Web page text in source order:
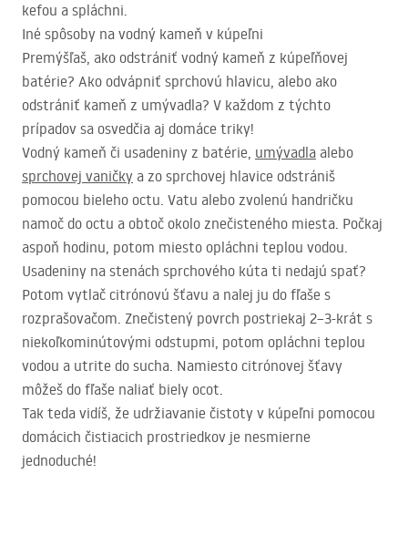
kefou a spláchni.
Iné spôsoby na vodný kameň v kúpeľni
Premýšľaš, ako odstrániť vodný kameň z kúpeľňovej
batérie? Ako odvápniť sprchovú hlavicu, alebo ako
odstrániť kameň z umývadla? V každom z týchto
prípadov sa osvedčia aj domáce triky!
Vodný kameň či usadeniny z batérie, umývadla alebo
sprchovej vaničky a zo sprchovej hlavice odstrániš
pomocou bieleho octu. Vatu alebo zvolenú handričku
namoč do octu a obtoč okolo znečisteného miesta. Počkaj
aspoň hodinu, potom miesto opláchni teplou vodou.
Usadeniny na stenách sprchového kúta ti nedajú spať?
Potom vytlač citrónovú šťavu a nalej ju do fľaše s
rozprašovačom. Znečistený povrch postriekaj 2–3-krát s
niekoľkominútovými odstupmi, potom opláchni teplou
vodou a utrite do sucha. Namiesto citrónovej šťavy
môžeš do fľaše naliať biely ocot.
Tak teda vidíš, že udržiavanie čistoty v kúpeľni pomocou
domácich čistiacich prostriedkov je nesmierne
jednoduché!